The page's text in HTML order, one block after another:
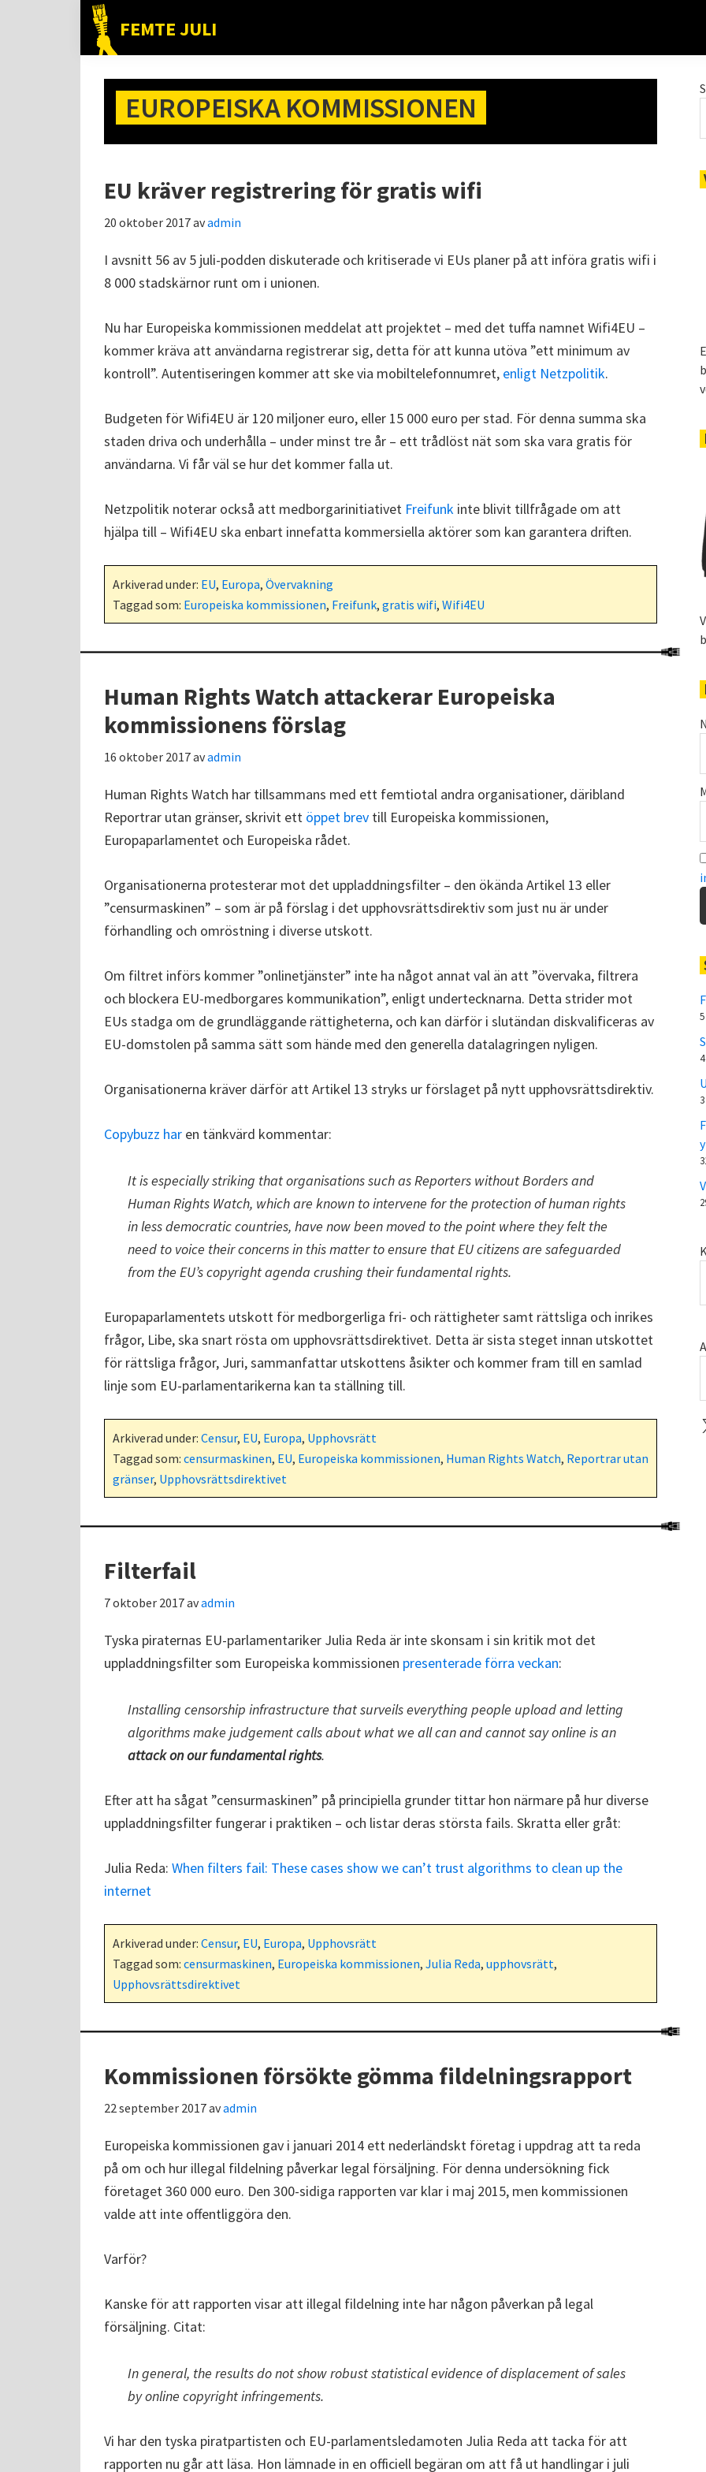
huvudnavigering
FEMTE JULI
Nätet
folket!EUROPEISKA KOMMISSIONEN
EU kräver registrering för gratis wifi
20 oktober 2017avadmin
I avsnitt 56 av 5 juli-podden diskuterade och kritiserade vi EUs planer på att införa gratis wifi i
8 000 stadskärnor runt om i unionen.
Nu har Europeiska kommissionen meddelat att projektet – med det tuffa namnet Wifi4EU –
kommer kräva att användarna registrerar sig, detta för att kunna utöva ”ett minimum av
kontroll”. Autentiseringen kommer att ske via mobiltelefonnumret, enligt Netzpolitik.
Budgeten för Wifi4EU är 120 miljoner euro, eller 15 000 euro per stad. För denna summa ska
staden driva och underhålla – under minst tre år – ett trådlöst nät som ska vara gratis för
användarna. Vi får väl se hur det kommer falla ut.
Netzpolitik noterar också att medborgarinitiativet Freifunk inte blivit tillfrågade om att
hjälpa till – Wifi4EU ska enbart innefatta kommersiella aktörer som kan garantera driften.
Arkiverad under: EU, Europa, Övervakning
Taggad som: Europeiska kommissionen, Freifunk, gratis wifi, Wifi4EU
Human Rights Watch attackerar Europeiska
kommissionens förslag
16 oktober 2017avadmin
Human Rights Watch har tillsammans med ett femtiotal andra organisationer, däribland
Reportrar utan gränser, skrivit ett öppet brev till Europeiska kommissionen,
Europaparlamentet och Europeiska rådet.
Organisationerna protesterar mot det uppladdningsfilter – den ökända Artikel 13 eller
”censurmaskinen” – som är på förslag i det upphovsrättsdirektiv som just nu är under
förhandling och omröstning i diverse utskott.
Om filtret införs kommer ”onlinetjänster” inte ha något annat val än att ”övervaka, filtrera
och blockera EU-medborgares kommunikation”, enligt undertecknarna. Detta strider mot
EUs stadga om de grundläggande rättigheterna, och kan därför i slutändan diskvalificeras av
EU-domstolen på samma sätt som hände med den generella datalagringen nyligen.
Organisationerna kräver därför att Artikel 13 stryks ur förslaget på nytt upphovsrättsdirektiv.
Copybuzz har en tänkvärd kommentar:
It is especially striking that organisations such as Reporters without Borders and
Human Rights Watch, which are known to intervene for the protection of human rights
in less democratic countries, have now been moved to the point where they felt the
need to voice their concerns in this matter to ensure that EU citizens are safeguarded
from the EU’s copyright agenda crushing their fundamental rights.
Europaparlamentets utskott för medborgerliga fri- och rättigheter samt rättsliga och inrikes
frågor, Libe, ska snart rösta om upphovsrättsdirektivet. Detta är sista steget innan utskottet
för rättsliga frågor, Juri, sammanfattar utskottens åsikter och kommer fram till en samlad
linje som EU-parlamentarikerna kan ta ställning till.
Arkiverad under: Censur, EU, Europa, Upphovsrätt
Taggad som: censurmaskinen, EU, Europeiska kommissionen, Human Rights Watch, Reportrar utan
gränser, Upphovsrättsdirektivet
Filterfail
7 oktober 2017avadmin
Tyska piraternas EU-parlamentariker Julia Reda är inte skonsam i sin kritik mot det
uppladdningsfilter som Europeiska kommissionen presenterade förra veckan:
Installing censorship infrastructure that surveils everything people upload and letting
algorithms make judgement calls about what we all can and cannot say online is an
attack on our fundamental rights.
Efter att ha sågat ”censurmaskinen” på principiella grunder tittar hon närmare på hur diverse
uppladdningsfilter fungerar i praktiken – och listar deras största fails. Skratta eller gråt:
Julia Reda: When filters fail: These cases show we can’t trust algorithms to clean up the
internet
Arkiverad under: Censur, EU, Europa, Upphovsrätt
Taggad som: censurmaskinen, Europeiska kommissionen, Julia Reda, upphovsrätt,
Upphovsrättsdirektivet
Kommissionen försökte gömma fildelningsrapport
22 september 2017avadmin
Europeiska kommissionen gav i januari 2014 ett nederländskt företag i uppdrag att ta reda
på om och hur illegal fildelning påverkar legal försäljning. För denna undersökning fick
företaget 360 000 euro. Den 300-sidiga rapporten var klar i maj 2015, men kommissionen
valde att inte offentliggöra den.
Varför?
Kanske för att rapporten visar att illegal fildelning inte har någon påverkan på legal
försäljning. Citat:
In general, the results do not show robust statistical evidence of displacement of sales
by online copyright infringements.
Vi har den tyska piratpartisten och EU-parlamentsledamoten Julia Reda att tacka för att
rapporten nu går att läsa. Hon lämnade in en officiell begäran om att få ut handlingar i juli